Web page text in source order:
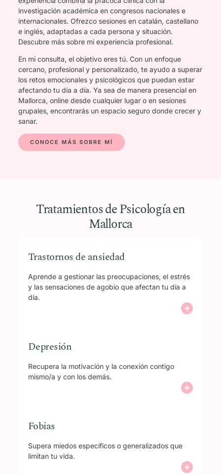
investigación académica en congresos nacionales e
internacionales. Ofrezco sesiones en catalán, castellano
e inglés, adaptadas a cada persona y situación.
Descubre más sobre mi experiencia profesional.
En mi consulta, el objetivo eres tú. Con un enfoque
cercano, profesional y personalizado, te ayudo a superar
los retos emocionales y psicológicos que puedan estar
afectando tu día a día. Ya sea de manera presencial en
Mallorca, online desde cualquier lugar o en sesiones
grupales, encontrarás un espacio seguro donde crecer y
sanar.
CONOCE MÁS SOBRE MÍ
Tratamientos de Psicología en
Mallorca
Trastornos de ansiedad
Aprende a gestionar las preocupaciones, el estrés
y las sensaciones de agobio que afectan tu día a
día.
Depresión
Recupera la motivación y la conexión contigo
mismo/a y con los demás.
Fobias
Supera miedos específicos o generalizados que
limitan tu vida.